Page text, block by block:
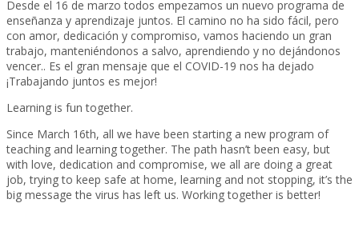
Desde el 16 de marzo todos empezamos un nuevo programa de
enseñanza y aprendizaje juntos. El camino no ha sido fácil, pero
con amor, dedicación y compromiso, vamos haciendo un gran
trabajo, manteniéndonos a salvo, aprendiendo y no dejándonos
vencer.. Es el gran mensaje que el COVID-19 nos ha dejado
¡Trabajando juntos es mejor!
Learning is fun together.
Since March 16th, all we have been starting a new program of
teaching and learning together. The path hasn’t been easy, but
with love, dedication and compromise, we all are doing a great
job, trying to keep safe at home, learning and not stopping, it’s the
big message the virus has left us. Working together is better!